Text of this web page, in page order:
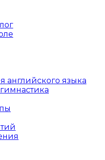
английского языка